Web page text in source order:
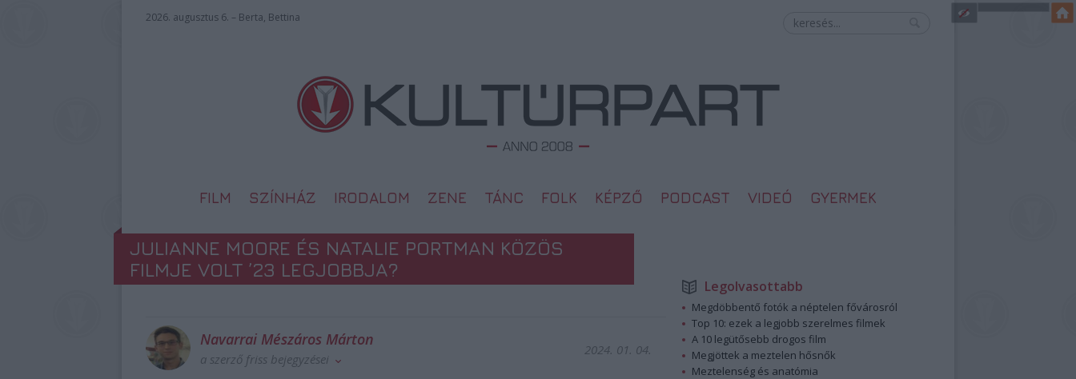
2026. augusztus 6. – Berta, Bettina
FILM SZÍNHÁZ IRODALOM ZENE TÁNC FOLK KÉPZŐ PODCAST VIDEÓ GYERMEK
JULIANNE MOORE ÉS NATALIE PORTMAN KÖZÖS
FILMJE VOLT ’23 LEGJOBBJA?
Navarrai Mészáros Márton
a szerző friss bejegyzései
2024. 01. 04.
Legolvasottabb
Megdöbbentő fotók a néptelen fővárosról
Top 10: ezek a legjobb szerelmes filmek
A 10 legütősebb drogos film
Megjöttek a meztelen hősnők
Meztelenség és anatómia